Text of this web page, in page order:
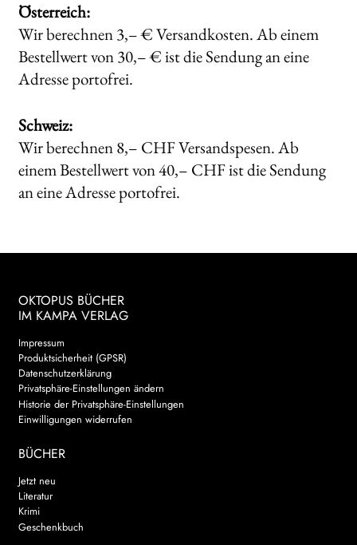
Österreich:
Wir berechnen 3,– € Versandkosten. Ab einem
Bestellwert von 30,– € ist die Sendung an eine
Adresse portofrei.
Schweiz:
Wir berechnen 8,– CHF Versandspesen. Ab
einem Bestellwert von 40,– CHF ist die Sendung
an eine Adresse portofrei.
OKTOPUS BÜCHER
IM KAMPA VERLAG
Impressum
Produktsicherheit (GPSR)
Datenschutzerklärung
Privatsphäre-Einstellungen ändern
Historie der Privatsphäre-Einstellungen
Einwilligungen widerrufen
BÜCHER
Jetzt neu
Literatur
Krimi
Geschenkbuch